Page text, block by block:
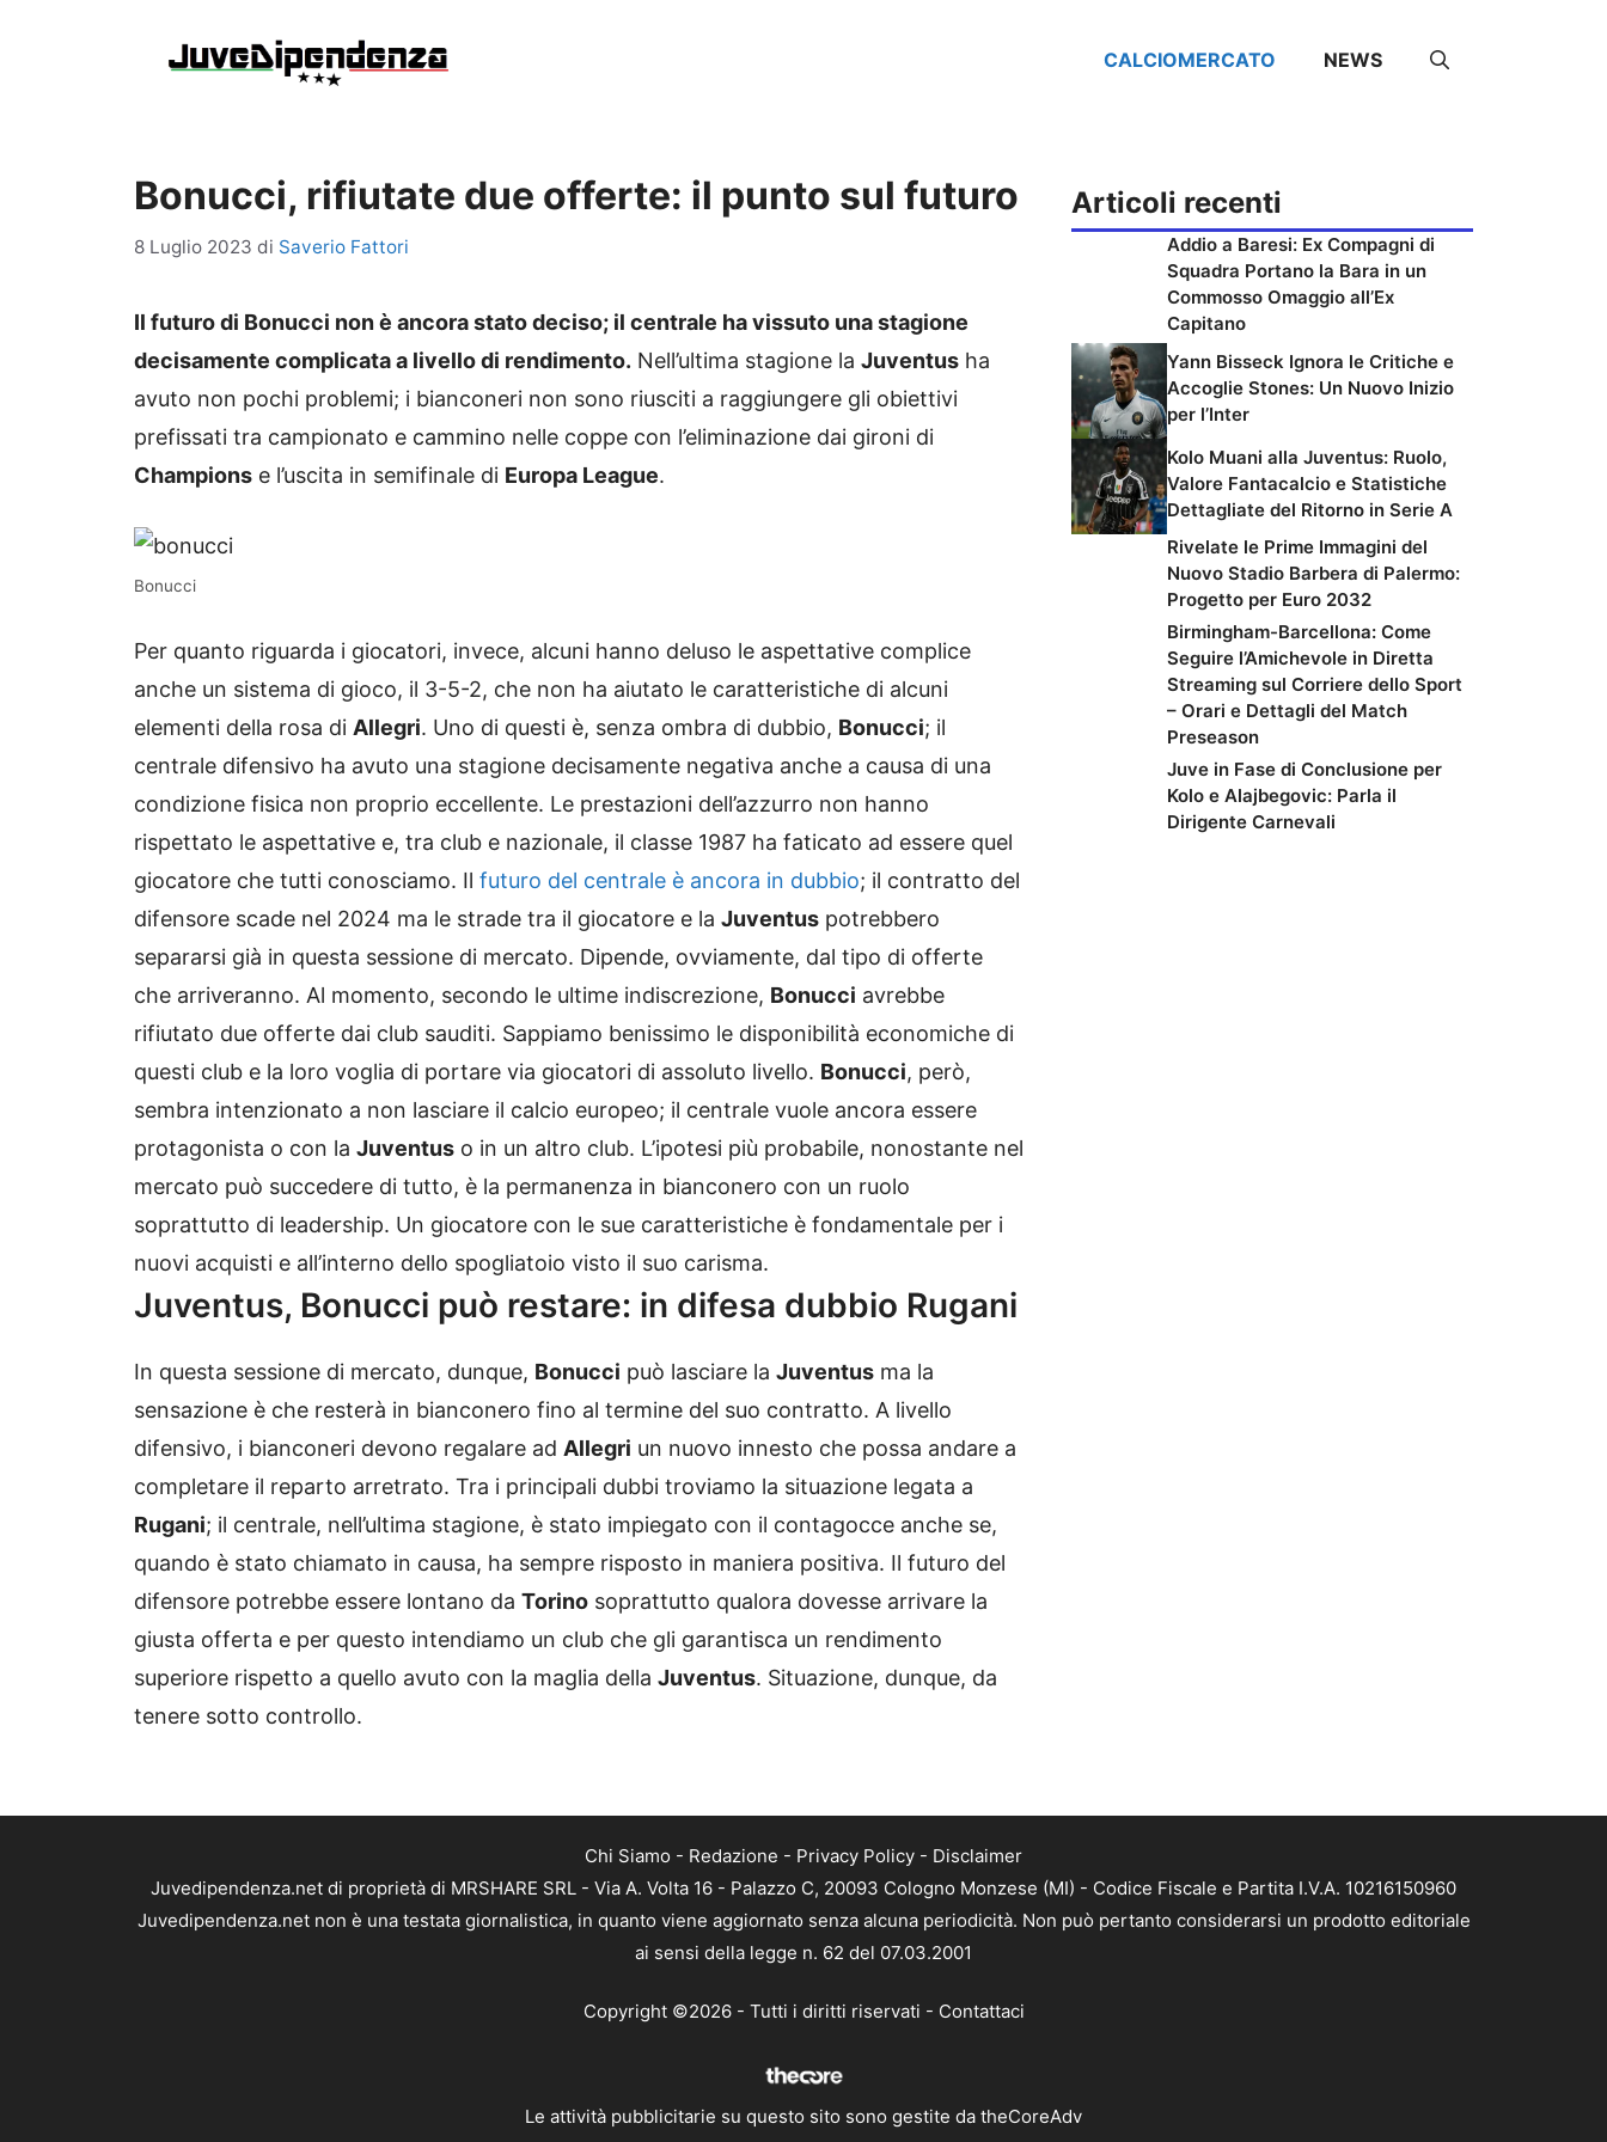
CALCIOMERCATO NEWS
Bonucci, rifiutate due offerte: il punto sul futuro
8 Luglio 2023 di Saverio Fattori
Il futuro di Bonucci non è ancora stato deciso; il centrale ha vissuto una stagione
decisamente complicata a livello di rendimento. Nell’ultima stagione la Juventus ha
avuto non pochi problemi; i bianconeri non sono riusciti a raggiungere gli obiettivi
prefissati tra campionato e cammino nelle coppe con l’eliminazione dai gironi di
Champions e l’uscita in semifinale di Europa League.
Bonucci
Per quanto riguarda i giocatori, invece, alcuni hanno deluso le aspettative complice
anche un sistema di gioco, il 3-5-2, che non ha aiutato le caratteristiche di alcuni
elementi della rosa di Allegri. Uno di questi è, senza ombra di dubbio, Bonucci; il
centrale difensivo ha avuto una stagione decisamente negativa anche a causa di una
condizione fisica non proprio eccellente. Le prestazioni dell’azzurro non hanno
rispettato le aspettative e, tra club e nazionale, il classe 1987 ha faticato ad essere quel
giocatore che tutti conosciamo. Il futuro del centrale è ancora in dubbio; il contratto del
difensore scade nel 2024 ma le strade tra il giocatore e la Juventus potrebbero
separarsi già in questa sessione di mercato. Dipende, ovviamente, dal tipo di offerte
che arriveranno. Al momento, secondo le ultime indiscrezione, Bonucci avrebbe
rifiutato due offerte dai club sauditi. Sappiamo benissimo le disponibilità economiche di
questi club e la loro voglia di portare via giocatori di assoluto livello. Bonucci, però,
sembra intenzionato a non lasciare il calcio europeo; il centrale vuole ancora essere
protagonista o con la Juventus o in un altro club. L’ipotesi più probabile, nonostante nel
mercato può succedere di tutto, è la permanenza in bianconero con un ruolo
soprattutto di leadership. Un giocatore con le sue caratteristiche è fondamentale per i
nuovi acquisti e all’interno dello spogliatoio visto il suo carisma.
Juventus, Bonucci può restare: in difesa dubbio Rugani
In questa sessione di mercato, dunque, Bonucci può lasciare la Juventus ma la
sensazione è che resterà in bianconero fino al termine del suo contratto. A livello
difensivo, i bianconeri devono regalare ad Allegri un nuovo innesto che possa andare a
completare il reparto arretrato. Tra i principali dubbi troviamo la situazione legata a
Rugani; il centrale, nell’ultima stagione, è stato impiegato con il contagocce anche se,
quando è stato chiamato in causa, ha sempre risposto in maniera positiva. Il futuro del
difensore potrebbe essere lontano da Torino soprattutto qualora dovesse arrivare la
giusta offerta e per questo intendiamo un club che gli garantisca un rendimento
superiore rispetto a quello avuto con la maglia della Juventus. Situazione, dunque, da
tenere sotto controllo.
Articoli recenti
Addio a Baresi: Ex Compagni di
Squadra Portano la Bara in un
Commosso Omaggio all’Ex
Capitano
Yann Bisseck Ignora le Critiche e
Accoglie Stones: Un Nuovo Inizio
per l’Inter
Kolo Muani alla Juventus: Ruolo,
Valore Fantacalcio e Statistiche
Dettagliate del Ritorno in Serie A
Rivelate le Prime Immagini del
Nuovo Stadio Barbera di Palermo:
Progetto per Euro 2032
Birmingham-Barcellona: Come
Seguire l’Amichevole in Diretta
Streaming sul Corriere dello Sport
– Orari e Dettagli del Match
Preseason
Juve in Fase di Conclusione per
Kolo e Alajbegovic: Parla il
Dirigente Carnevali
Chi Siamo - Redazione - Privacy Policy - Disclaimer
Juvedipendenza.net di proprietà di MRSHARE SRL - Via A. Volta 16 - Palazzo C, 20093 Cologno Monzese (MI) - Codice Fiscale e Partita I.V.A. 10216150960
Juvedipendenza.net non è una testata giornalistica, in quanto viene aggiornato senza alcuna periodicità. Non può pertanto considerarsi un prodotto editoriale
ai sensi della legge n. 62 del 07.03.2001
Copyright ©2026 - Tutti i diritti riservati - Contattaci
Le attività pubblicitarie su questo sito sono gestite da theCoreAdv